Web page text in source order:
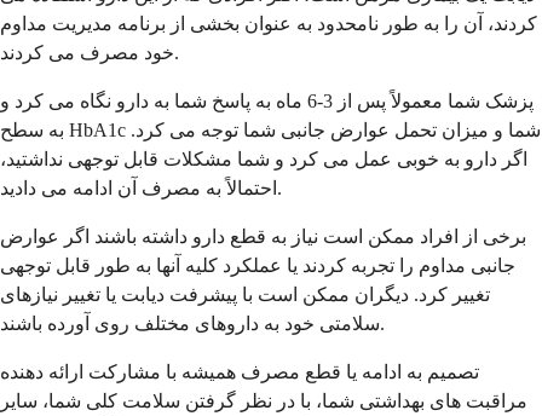
کردند، آن را به طور نامحدود به عنوان بخشی از برنامه مدیریت مداوم
خود مصرف می کردند.
پزشک شما معمولاً پس از 3-6 ماه به پاسخ شما به دارو نگاه می کرد و
به سطح HbA1c شما و میزان تحمل عوارض جانبی شما توجه می کرد.
اگر دارو به خوبی عمل می کرد و شما مشکلات قابل توجهی نداشتید،
احتمالاً به مصرف آن ادامه می دادید.
برخی از افراد ممکن است نیاز به قطع دارو داشته باشند اگر عوارض
جانبی مداوم را تجربه کردند یا عملکرد کلیه آنها به طور قابل توجهی
تغییر کرد. دیگران ممکن است با پیشرفت دیابت یا تغییر نیازهای
سلامتی خود به داروهای مختلف روی آورده باشند.
تصمیم به ادامه یا قطع مصرف همیشه با مشارکت ارائه دهنده
مراقبت های بهداشتی شما، با در نظر گرفتن سلامت کلی شما، سایر